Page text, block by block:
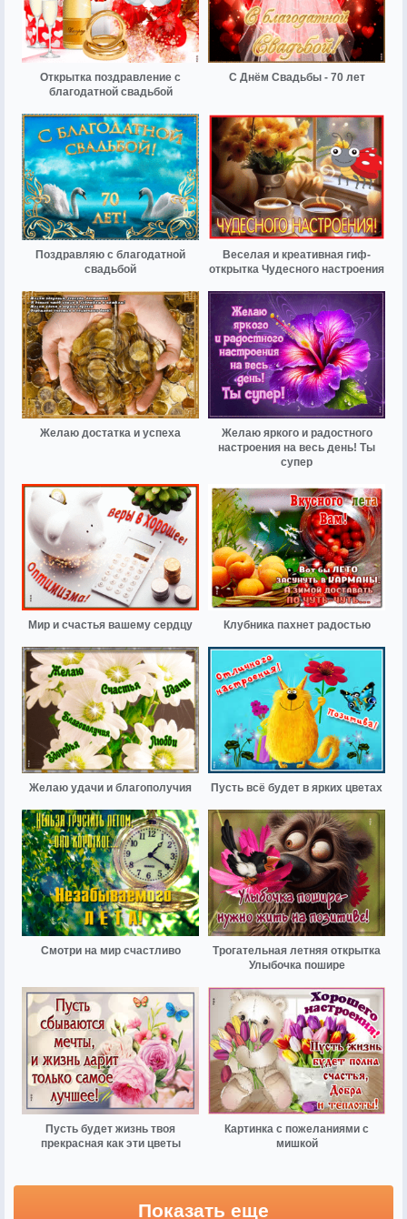
Открытка поздравление с
благодатной свадьбой
С Днём Свадьбы - 70 лет
Поздравляю с благодатной
свадьбой
Веселая и креативная гиф-
открытка Чудесного настроения
Желаю достатка и успеха
Желаю яркого и радостного
настроения на весь день! Ты
супер
Мир и счастья вашему сердцу Клубника пахнет радостью
Желаю удачи и благополучия Пусть всё будет в ярких цветах
Смотри на мир счастливо
Трогательная летняя открытка
Улыбочка пошире
Пусть будет жизнь твоя
прекрасная как эти цветы
Картинка с пожеланиями с
мишкой
Показать еще